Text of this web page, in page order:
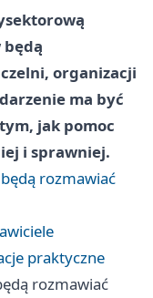
będą
organizacji
ma być
jak pomoc
i sprawniej.
rozmawiać
praktyczne
rozmawiać